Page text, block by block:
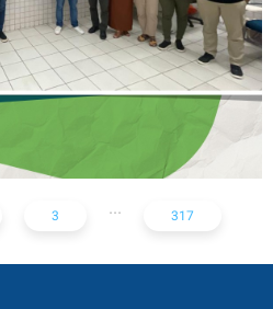
3 ... 317